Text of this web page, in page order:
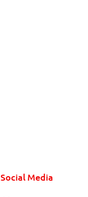
Social Media